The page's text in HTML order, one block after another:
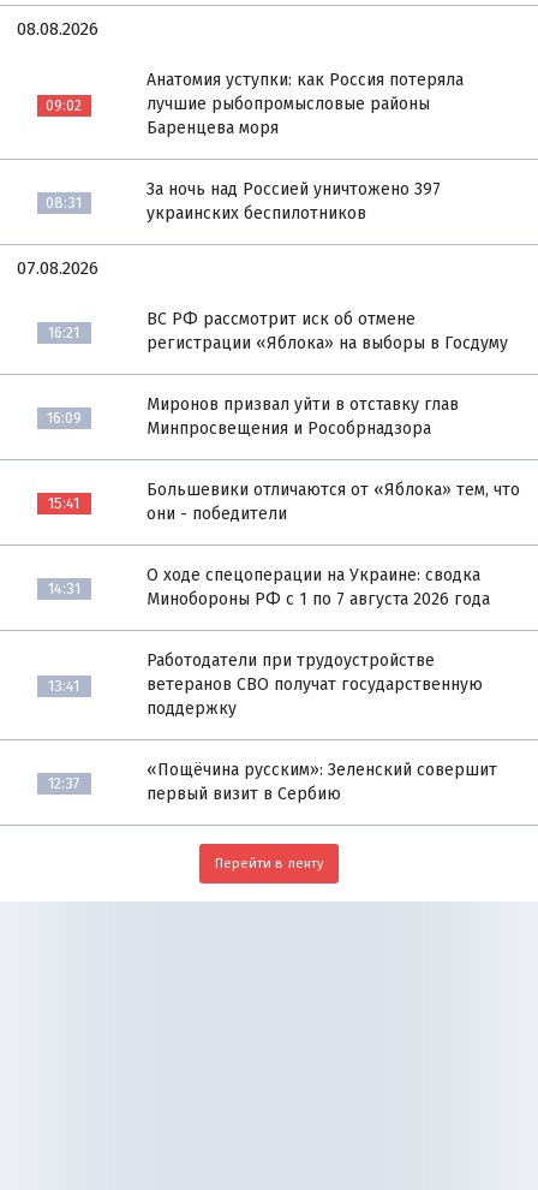
08.08.2026
09:02
Анатомия уступки: как Россия потеряла
лучшие рыбопромысловые районы
Баренцева моря
08:31
За ночь над Россией уничтожено 397
украинских беспилотников
07.08.2026
16:21
ВС РФ рассмотрит иск об отмене
регистрации «Яблока» на выборы в Госдуму
16:09
Миронов призвал уйти в отставку глав
Минпросвещения и Рособрнадзора
15:41
Большевики отличаются от «Яблока» тем, что
они - победители
14:31
О ходе спецоперации на Украине: сводка
Минобороны РФ с 1 по 7 августа 2026 года
13:41
Работодатели при трудоустройстве
ветеранов СВО получат государственную
поддержку
12:37
«Пощёчина русским»: Зеленский совершит
первый визит в Сербию
Перейти в ленту